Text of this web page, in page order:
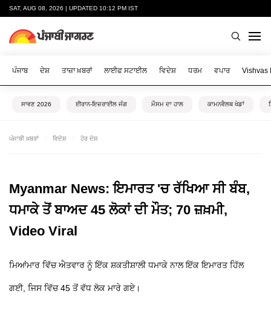
SAT, AUG 08, 2026 | UPDATED 10:12 PM IST
ਪੰਜਾਬ ਦੇਸ਼ ਤਾਜ਼ਾ ਖ਼ਬਰਾਂ ਲਾਈਫ ਸਟਾਈਲ ਵਿਦੇਸ਼ ਧਰਮ ਵਪਾਰ Vishvas
ਸਾਵਣ 2026 ਈਰਾਨ-ਇਜ਼ਰਾਈਲ ਜੰਗ ਮੌਸਮ ਦਾ ਹਾਲ ਕਾਮਨਵੈਲਥ ਖੇਡਾਂ
ਪੰਜਾਬੀ ਖ਼ਬਰਾਂ ਵਿਦੇਸ਼ ਹੋਰ ਦੇਸ਼
Myanmar News: ਇਮਾਰਤ 'ਚ ਰੱਖਿਆ ਸੀ ਬੰਬ,
ਧਮਾਕੇ ਤੋਂ ਬਾਅਦ 45 ਲੋਕਾਂ ਦੀ ਮੌਤ; 70 ਜ਼ਖ਼ਮੀ,
Video Viral
ਮਿਆਂਮਾਰ ਵਿੱਚ ਐਤਵਾਰ ਨੂੰ ਇੱਕ ਸ਼ਕਤੀਸ਼ਾਲੀ ਧਮਾਕੇ ਨਾਲ ਇੱਕ ਇਮਾਰਤ ਹਿੱਲ
ਗਈ, ਜਿਸ ਵਿੱਚ 45 ਤੋਂ ਵੱਧ ਲੋਕ ਮਾਰੇ ਗਏ।